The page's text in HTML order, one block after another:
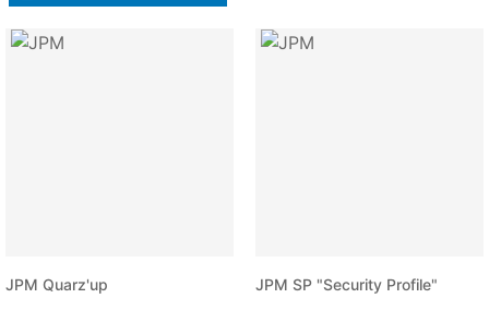
JPM Quarz'up JPM SP "Security Profile"